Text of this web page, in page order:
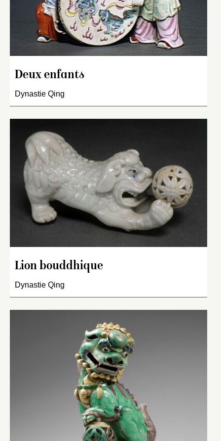
Deux enfants
Dynastie Qing
Lion bouddhique
Dynastie Qing